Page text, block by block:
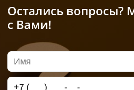
Остались вопросы?
с Вами!